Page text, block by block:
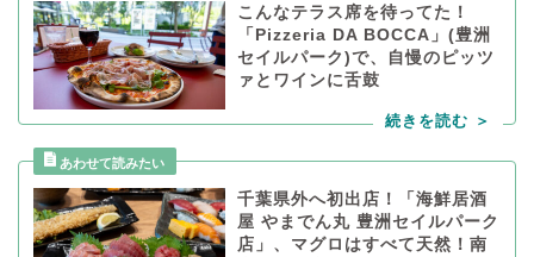
こんなテラス席を待ってた！
「Pizzeria DA BOCCA」(豊洲
セイルパーク)で、自慢のピッツ
ァとワインに舌鼓
千葉県外へ初出店！「海鮮居酒
屋 やまでん丸 豊洲セイルパーク
店」、マグロはすべて天然！南